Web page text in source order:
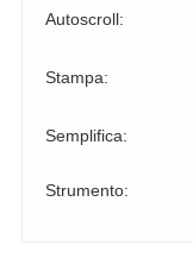
Autoscroll:
Stampa:
Semplifica:
Strumento: